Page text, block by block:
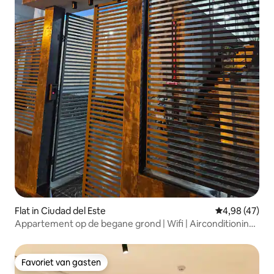
Flat in Ciudad del Este Gemiddelde
4,98 (47)
Appartement op de begane grond | Wifi | Airconditioning |
Favoriet van gasten
Favoriet van gasten